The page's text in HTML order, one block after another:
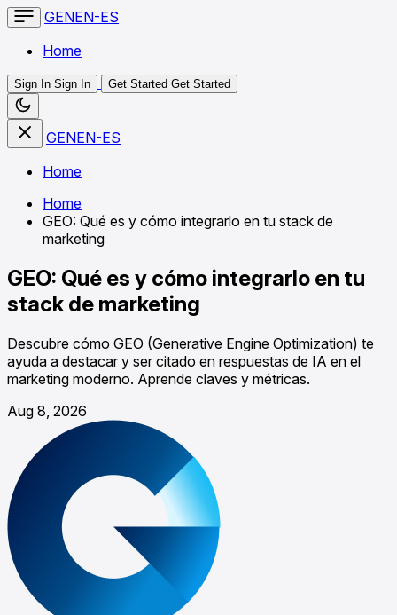
GENEN-ES
Home
Sign In Sign In Get Started Get Started
GENEN-ES
Home
Home
GEO: Qué es y cómo integrarlo en tu stack de
marketing
GEO: Qué es y cómo integrarlo en tu
stack de marketing
Descubre cómo GEO (Generative Engine Optimization) te
ayuda a destacar y ser citado en respuestas de IA en el
marketing moderno. Aprende claves y métricas.
Aug 8, 2026